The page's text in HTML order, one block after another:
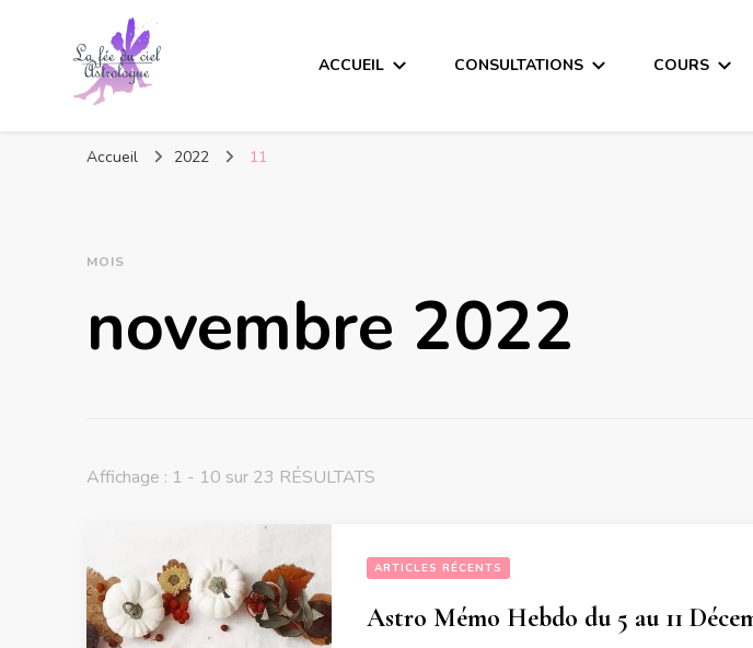
ACCUEIL CONSULTATIONS COURS
Accueil 2022 11
MOIS
novembre 2022
Affichage : 1 - 10 sur 23 RÉSULTATS
ARTICLES RÉCENTS
Astro Mémo Hebdo du 5 au 11